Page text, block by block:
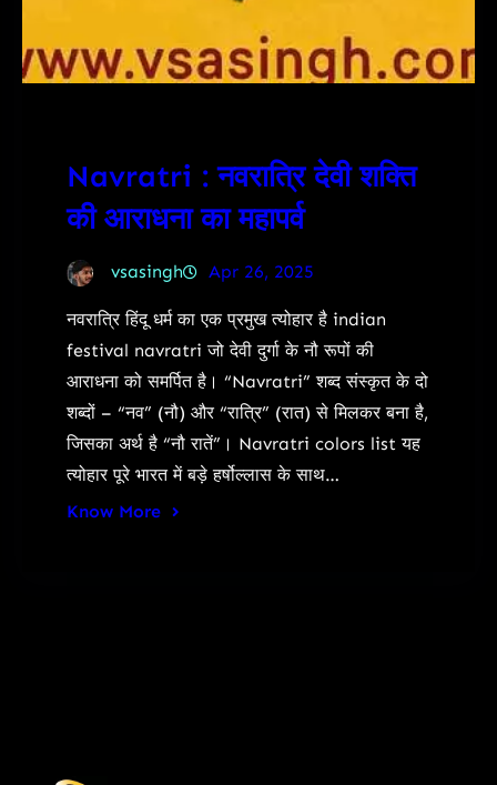
Navratri : नवरात्रि देवी शक्ति
की आराधना का महापर्व
vsasingh Apr 26, 2025
नवरात्रि हिंदू धर्म का एक प्रमुख त्योहार है indian
festival navratri जो देवी दुर्गा के नौ रूपों की
आराधना को समर्पित है। “Navratri” शब्द संस्कृत के दो
शब्दों – “नव” (नौ) और “रात्रि” (रात) से मिलकर बना है,
जिसका अर्थ है “नौ रातें”। Navratri colors list यह
त्योहार पूरे भारत में बड़े हर्षोल्लास के साथ…
Know More